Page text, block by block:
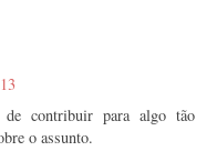
contribuir para algo tão
o assunto.